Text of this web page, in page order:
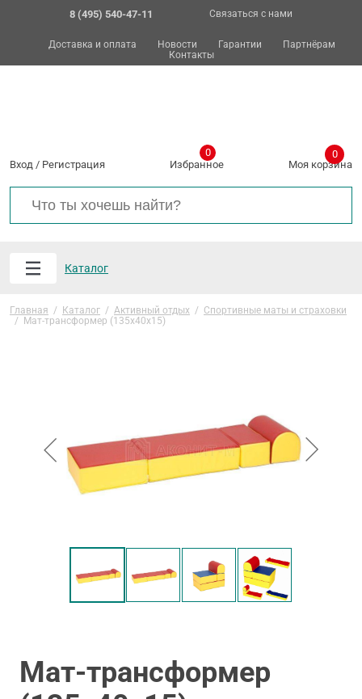
8 (495) 540-47-11 Связаться с нами
Доставка и оплата Новости Гарантии
Партнёрам
Контакты
Вход / Регистрация Избранное
0
Моя корзина
0
Каталог
Главная / Каталог / Активный отдых / Спортивные маты и страховки
/ Мат-трансформер (135х40х15)
Мат-трансформер